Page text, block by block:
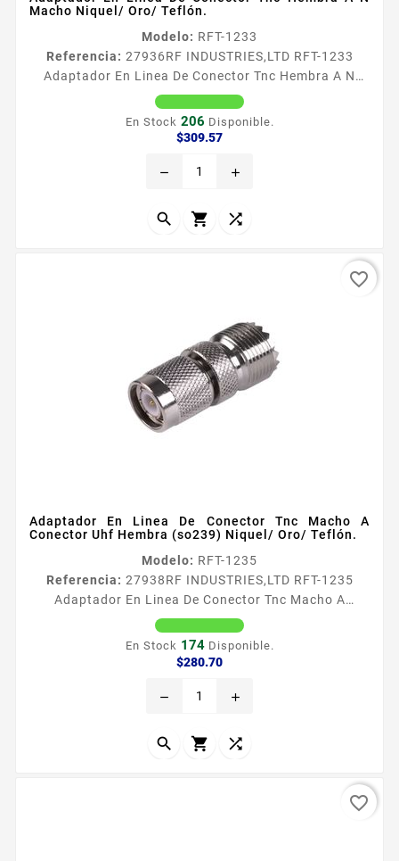
Macho Niquel/ Oro/ Teflón.
Modelo: RFT-1233
Referencia: 27936RF INDUSTRIES,LTD RFT-1233
Adaptador En Linea De Conector Tnc Hembra A N
Macho Niquel/ Oro/ Teflón. Adaptador en Liacutenea
de Conector TNC Hembra a N Macho Tipo de
adaptador De Conector TNC Hembra a N Macho
Niquelado Contacto Central Oro Aislante
En Stock 206 Disponible.
$309.57Precio
remove add
  
Adaptador En Linea De Conector Tnc Macho A
Conector Uhf Hembra (so239) Niquel/ Oro/ Teflón.
Modelo: RFT-1235
Referencia: 27938RF INDUSTRIES,LTD RFT-1235
Adaptador En Linea De Conector Tnc Macho A
Conector Uhf Hembra (so239) Niquel/ Oro/ Teflón.
Adaptador en Liacutenea de Conector TNC Macho a
UHF Hembra SO239 Tipo de Adaptador De conector
En Liacutenea Cuerpo de Bronce Niquelado Contacto
En Stock 174Disponible.
$280.70Precio
remove add
  
favorite_border
favorite_border